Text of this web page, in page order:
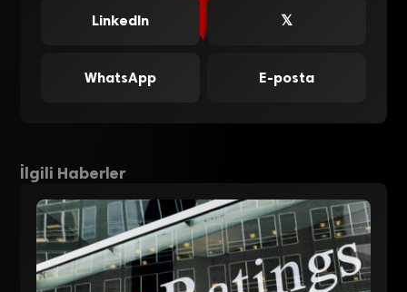
LinkedIn
𝕏
WhatsApp E-posta
İlgili Haberler